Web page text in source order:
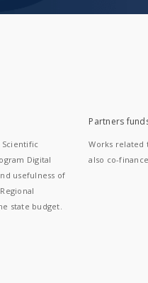
Scientific
Digital
usefulness of
state budget.
Partners
Works related
also co-